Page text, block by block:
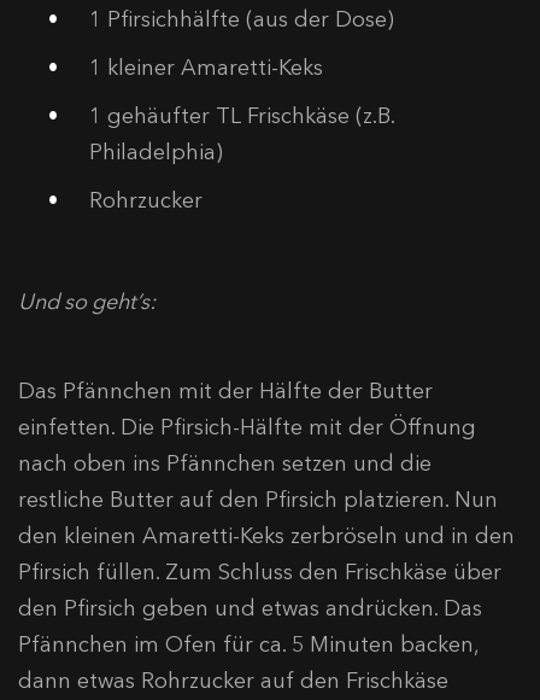
1 Pfirsichhälfte (aus der Dose)
1 kleiner Amaretti-Keks
1 gehäufter TL Frischkäse (z.B.
Philadelphia)
Rohrzucker
Und so geht’s:
Das Pfännchen mit der Hälfte der Butter
einfetten. Die Pfirsich-Hälfte mit der Öffnung
nach oben ins Pfännchen setzen und die
restliche Butter auf den Pfirsich platzieren. Nun
den kleinen Amaretti-Keks zerbröseln und in den
Pfirsich füllen. Zum Schluss den Frischkäse über
den Pfirsich geben und etwas andrücken. Das
Pfännchen im Ofen für ca. 5 Minuten backen,
dann etwas Rohrzucker auf den Frischkäse